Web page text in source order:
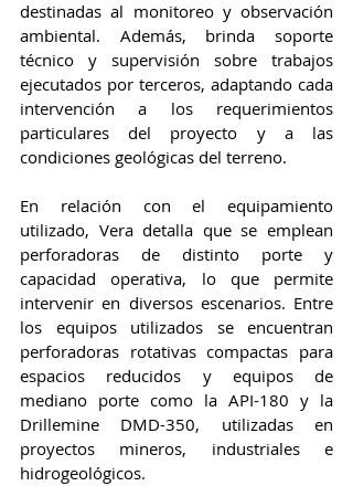
destinadas al monitoreo y observación
ambiental. Además, brinda soporte
técnico y supervisión sobre trabajos
ejecutados por terceros, adaptando cada
intervención a los requerimientos
particulares del proyecto y a las
condiciones geológicas del terreno.
En relación con el equipamiento
utilizado, Vera detalla que se emplean
perforadoras de distinto porte y
capacidad operativa, lo que permite
intervenir en diversos escenarios. Entre
los equipos utilizados se encuentran
perforadoras rotativas compactas para
espacios reducidos y equipos de
mediano porte como la API-180 y la
Drillemine DMD-350, utilizadas en
proyectos mineros, industriales e
hidrogeológicos.